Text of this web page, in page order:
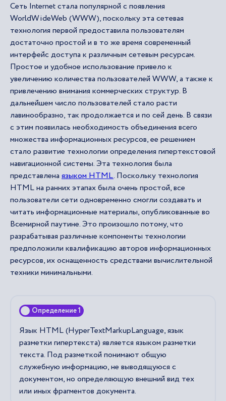
Сеть Internet стала популярной с появления
WorldWideWeb (WWW), поскольку эта сетевая
технология первой предоставила пользователям
достаточно простой и в то же время современный
интерфейс доступа к различным сетевым ресурсам.
Простое и удобное использование привело к
увеличению количества пользователей WWW, а также к
привлечению внимания коммерческих структур. В
дальнейшем число пользователей стало расти
лавинообразно, так продолжается и по сей день. В связи
с этим появилась необходимость объединения всего
множества информационных ресурсов, ее решением
стало развитие технологии определения гипертекстовой
навигационной системы. Эта технология была
представлена языком HTML. Поскольку технология
HTML на ранних этапах была очень простой, все
пользователи сети одновременно смогли создавать и
читать информационные материалы, опубликованные во
Всемирной паутине. Это произошло потому, что
разрабатывая различные компоненты технологии
предположили квалификацию авторов информационных
ресурсов, их оснащенность средствами вычислительной
техники минимальными.
Определение 1
Язык HTML (HyperTextMarkupLanguage, язык
разметки гипертекста) является языком разметки
текста. Под разметкой понимают общую
служебную информацию, не выводящуюся с
документом, но определяющую внешний вид тех
или иных фрагментов документа.